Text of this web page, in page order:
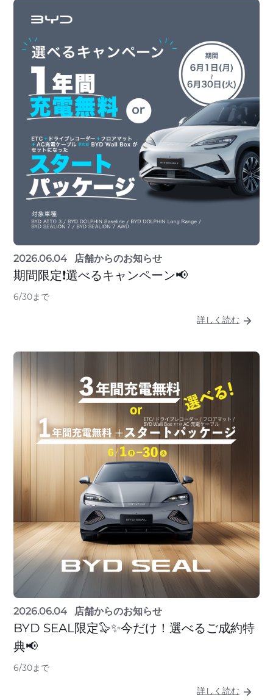
2026.06.04 店舗からのお知らせ
期間限定❗選べるキャンペーン📢
6/30まで
詳しく読む
2026.06.04 店舗からのお知らせ
BYD SEAL限定🦭✨今だけ！選べるご成約特
典📢
6/30まで
詳しく読む